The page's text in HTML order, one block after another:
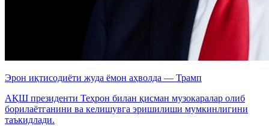
Эрон иқтисодиёти жуда ёмон аҳволда — Трамп
АҚШ президенти Теҳрон билан қисман музокаралар олиб
борилаётганини ва келишувга эришилиши мумкинлигини
таъкидлади.